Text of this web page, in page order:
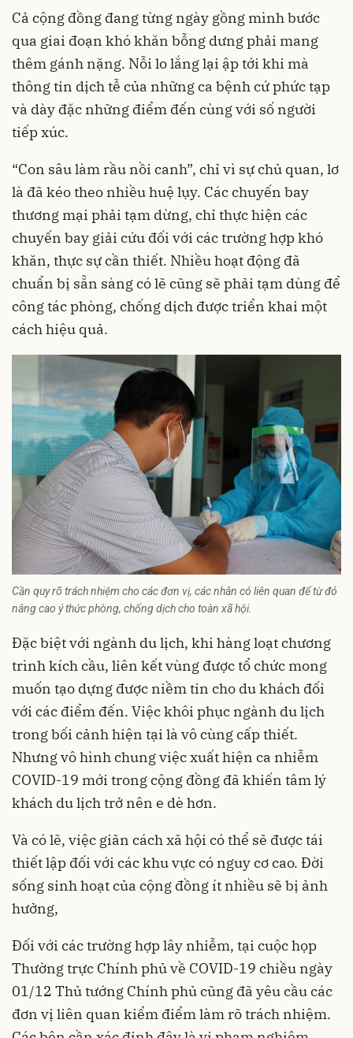
Cả cộng đồng đang từng ngày gồng mình bước
qua giai đoạn khó khăn bỗng dưng phải mang
thêm gánh nặng. Nỗi lo lắng lại ập tới khi mà
thông tin dịch tễ của những ca bệnh cứ phức tạp
và dày đặc những điểm đến cùng với số người
tiếp xúc.
“Con sâu làm rầu nồi canh”, chỉ vì sự chủ quan, lơ
là đã kéo theo nhiều huệ lụy. Các chuyến bay
thương mại phải tạm dừng, chỉ thực hiện các
chuyến bay giải cứu đối với các trường hợp khó
khăn, thực sự cần thiết. Nhiều hoạt động đã
chuẩn bị sẵn sàng có lẽ cũng sẽ phải tạm dùng để
công tác phòng, chống dịch được triển khai một
cách hiệu quả.
Cần quy rõ trách nhiệm cho các đơn vị, các nhân có liên quan để từ đó
nâng cao ý thức phòng, chống dịch cho toàn xã hội.
Đặc biệt với ngành du lịch, khi hàng loạt chương
trình kích cầu, liên kết vùng được tổ chức mong
muốn tạo dựng được niềm tin cho du khách đối
với các điểm đến. Việc khôi phục ngành du lịch
trong bối cảnh hiện tại là vô cùng cấp thiết.
Nhưng vô hình chung việc xuất hiện ca nhiễm
COVID-19 mới trong cộng đồng đã khiến tâm lý
khách du lịch trở nên e dè hơn.
Và có lẽ, việc giãn cách xã hội có thể sẽ được tái
thiết lập đối với các khu vực có nguy cơ cao. Đời
sống sinh hoạt của cộng đồng ít nhiều sẽ bị ảnh
hưởng,
Đối với các trường hợp lây nhiễm, tại cuộc họp
Thường trực Chính phủ về COVID-19 chiều ngày
01/12 Thủ tướng Chính phủ cũng đã yêu cầu các
đơn vị liên quan kiểm điểm làm rõ trách nhiệm.